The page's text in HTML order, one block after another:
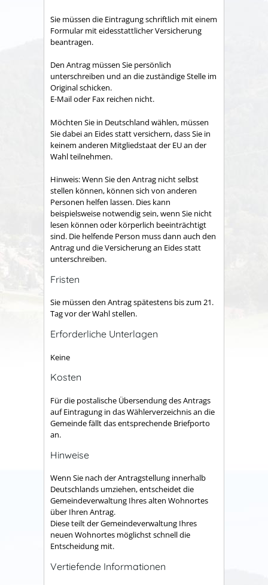
Sie müssen die Eintragung schriftlich mit einem
Formular mit eidesstattlicher Versicherung
beantragen.
Den Antrag müssen Sie persönlich
unterschreiben und an die zuständige Stelle im
Original schicken.
E-Mail oder Fax reichen nicht.
Möchten Sie in Deutschland wählen, müssen
Sie dabei an Eides statt versichern, dass Sie in
keinem anderen Mitgliedstaat der EU an der
Wahl teilnehmen.
Hinweis: Wenn Sie den Antrag nicht selbst
stellen können, können sich von anderen
Personen helfen lassen. Dies kann
beispielsweise notwendig sein, wenn Sie nicht
lesen können oder körperlich beeinträchtigt
sind. Die helfende Person muss dann auch den
Antrag und die Versicherung an Eides statt
unterschreiben.
Fristen
Sie müssen den Antrag spätestens bis zum 21.
Tag vor der Wahl stellen.
Erforderliche Unterlagen
Keine
Kosten
Für die postalische Übersendung des Antrags
auf Eintragung in das Wählerverzeichnis an die
Gemeinde fällt das entsprechende Briefporto
an.
Hinweise
Wenn Sie nach der Antragstellung innerhalb
Deutschlands umziehen, entscheidet die
Gemeindeverwaltung Ihres alten Wohnortes
über Ihren Antrag.
Diese teilt der Gemeindeverwaltung Ihres
neuen Wohnortes möglichst schnell die
Entscheidung mit.
Vertiefende Informationen